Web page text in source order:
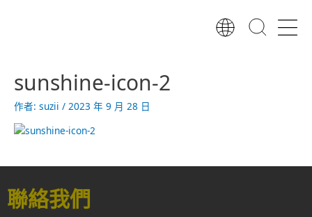
sunshine-icon-2
作者: suzii / 2023 年 9 月 28 日
聯絡我們